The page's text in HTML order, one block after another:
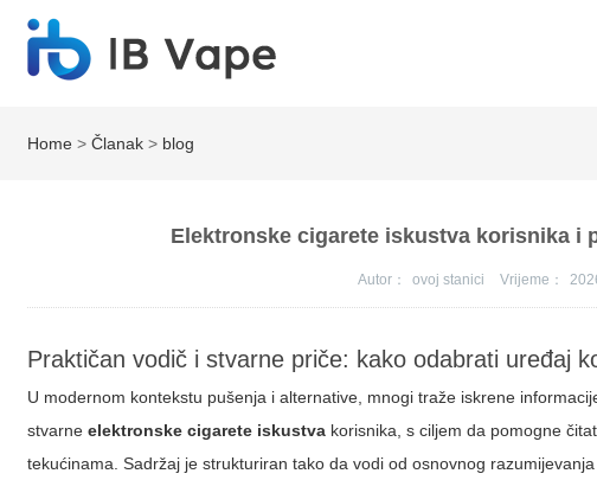
Home >Članak > blog
Elektronske cigarete iskustva korisnika i
Autor： ovoj stanici Vrijeme：
Praktičan vodič i stvarne priče: kako odabrati uređaj
U modernom kontekstu pušenja i alternative, mnogi traže iskrene
stvarneelektronske cigarete iskustva korisnika, s ciljem da pomogne
tekućinama. Sadržaj je strukturiran tako da vodi od osnovnog